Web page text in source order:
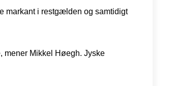
markant i restgælden og samtidigt
mener Mikkel Høegh. Jyske